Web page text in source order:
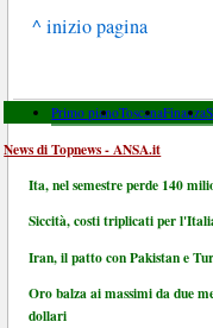
^ inizio pagina
Primo pianoToscanaFinanza
News di Topnews - ANSA.it
Ita, nel semestre perde 140
Siccità, costi triplicati per
Iran, il patto con Pakistan e
Oro balza ai massimi da due
dollari